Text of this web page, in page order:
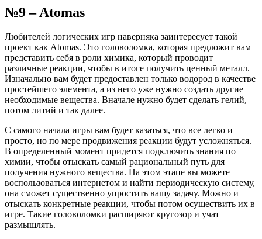
№9 – Atomas
Любителей логических игр наверняка заинтересует такой
проект как Atomas. Это головоломка, которая предложит вам
представить себя в роли химика, который проводит
различные реакции, чтобы в итоге получить ценный металл.
Изначально вам будет предоставлен только водород в качестве
простейшего элемента, а из него уже нужно создать другие
необходимые вещества. Вначале нужно будет сделать гелий,
потом литий и так далее.
С самого начала игры вам будет казаться, что все легко и
просто, но по мере продвижения реакции будут усложняться.
В определенный момент придется подключить знания по
химии, чтобы отыскать самый рациональный путь для
получения нужного вещества. На этом этапе вы можете
воспользоваться интернетом и найти периодическую систему,
она сможет существенно упростить вашу задачу. Можно и
отыскать конкретные реакции, чтобы потом осуществить их в
игре. Такие головоломки расширяют кругозор и учат
размышлять.